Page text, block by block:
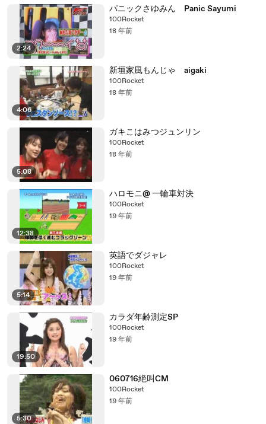
2:24
パニックさゆみん Panic Sayumi
100Rocket
18 年前
4:06
新垣家風もんじゃ aigaki
100Rocket
18 年前
5:08
ガキこはみつジュンリン
100Rocket
18 年前
12:38
ハロモニ@ 一輪車対決
100Rocket
19 年前
5:14
英語でダジャレ
100Rocket
19 年前
19:50
カラダ年齢測定SP
100Rocket
19 年前
5:30
060716絶叫CM
100Rocket
19 年前